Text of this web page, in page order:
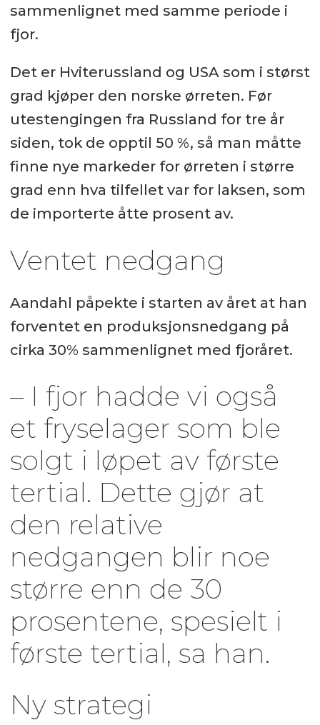
sammenlignet med samme periode i
fjor.
Det er Hviterussland og USA som i størst
grad kjøper den norske ørreten. Før
utestengingen fra Russland for tre år
siden, tok de opptil 50 %, så man måtte
finne nye markeder for ørreten i større
grad enn hva tilfellet var for laksen, som
de importerte åtte prosent av.
Ventet nedgang
Aandahl påpekte i starten av året at han
forventet en produksjonsnedgang på
cirka 30% sammenlignet med fjoråret.
– I fjor hadde vi også
et fryselager som ble
solgt i løpet av første
tertial. Dette gjør at
den relative
nedgangen blir noe
større enn de 30
prosentene, spesielt i
første tertial, sa han.
Ny strategi